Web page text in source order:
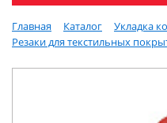
Главная Каталог
Укладка
Резаки для текстильных